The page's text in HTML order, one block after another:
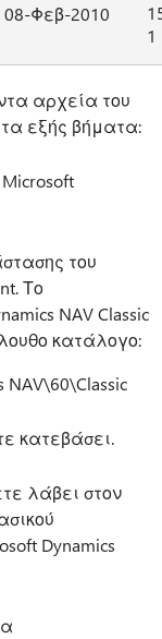
08-Φεβ-2010
1
αρχεία του
τα εξής βήματα:
του
Το
NAV Classic
κατάλογο:
NAV\60\Classic
κατεβάσει.
λάβει στον
Dynamics